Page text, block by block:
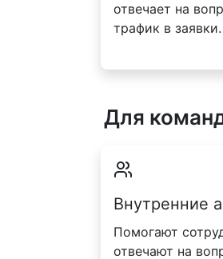
отвечает на
трафик в заявки.
Для
Внутренние
Помогают
отвечают на